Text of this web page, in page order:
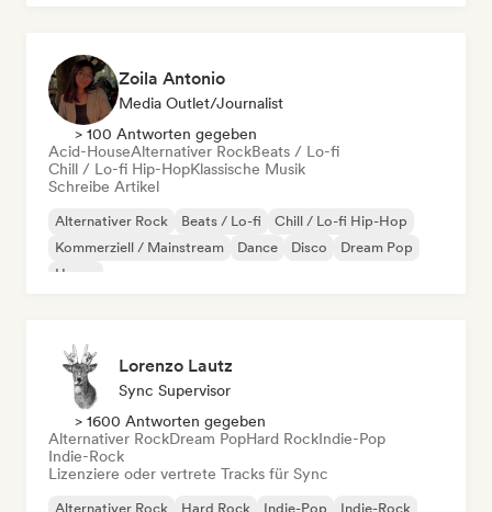
Zoila Antonio
Media Outlet/Journalist
> 100 Antworten gegeben
Acid-HouseAlternativer RockBeats / Lo-fi
Chill / Lo-fi Hip-HopKlassische Musik
Schreibe Artikel
Alternativer Rock Beats / Lo-fi
Chill / Lo-fi Hip-Hop
Kommerziell / Mainstream
Dance Disco
Dream Pop
House
Lorenzo Lautz
Sync Supervisor
> 1600 Antworten gegeben
Alternativer RockDream PopHard RockIndie-Pop
Indie-Rock
Lizenziere oder vertrete Tracks für Sync
Alternativer Rock Hard Rock Indie-Pop Indie-Rock